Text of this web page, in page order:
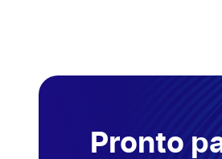
Pronto